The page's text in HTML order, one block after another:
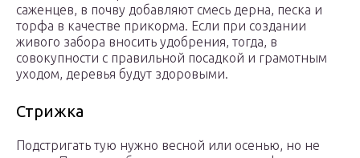
саженцев, в почву добавляют смесь дерна, песка и
торфа в качестве прикорма. Если при создании
живого забора вносить удобрения, тогда, в
совокупности с правильной посадкой и грамотным
уходом, деревья будут здоровыми.
Стрижка
Подстригать тую нужно весной или осенью, но не